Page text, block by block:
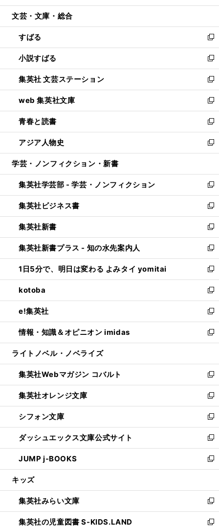
開
ウ
開
く
ン
ウ
で
開
く
ウ
ン
ド
ウ
で
開
く
文芸・文庫・総合
すばる
新
し
い
ウ
ィ
ン
ド
ウ
で
開
く
小説すばる
新
し
い
ウ
ィ
ン
ド
ウ
で
開
集英社 文芸ステーション
新
し
い
ウ
ィ
ン
ド
ウ
開
く
web 集英社文庫
新
し
い
ウ
ィ
ン
ウ
で
開
く
青春と読書
新
し
い
ウ
ン
ド
ウ
で
開
く
アジア人物史
新
し
ウ
ィ
ン
ド
ウ
で
開
く
学芸・ノンフィクション・新書
集英社学芸部 - 学芸・ノンフィクション
新
し
い
ウ
ィ
ン
ド
ウ
で
開
く
集英社ビジネス書
新
し
い
ウ
ィ
ン
ド
ウ
で
開
く
集英社新書
新
し
い
ウ
ィ
ン
ド
ウ
で
開
く
集英社新書プラス - 知の水先案内人
新
し
い
ウ
ィ
ン
ド
ウ
で
開
1日5分で、明日は変わる よみタイ yomitai
新
し
い
ウ
ィ
ン
ド
ウ
開
く
kotoba
新
し
い
ウ
ィ
ン
ウ
で
開
く
e!集英社
新
し
い
ウ
ン
ド
ウ
で
開
く
情報・知識＆オピニオン imidas
新
し
ウ
ィ
ン
ド
ウ
で
開
く
ライトノベル・ノベライズ
集英社Webマガジン コバルト
新
し
い
ウ
ィ
ン
ド
ウ
で
開
集英社オレンジ文庫
新
し
い
ウ
ィ
ン
ド
ウ
開
く
シフォン文庫
新
し
い
ウ
ィ
ン
ウ
で
開
く
ダッシュエックス文庫公式サイト
新
し
い
ウ
ン
ド
ウ
で
JUMP j-BOOKS
新
し
ウ
ィ
ン
ド
キッズ
集英社みらい文庫
新
し
い
集英社の児童図書 S-KIDS.LAND
新